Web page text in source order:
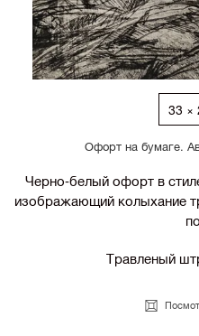
33 ×
Офорт на бумаге.
Черно-белый офорт в
изображающий колыхание
Травленый